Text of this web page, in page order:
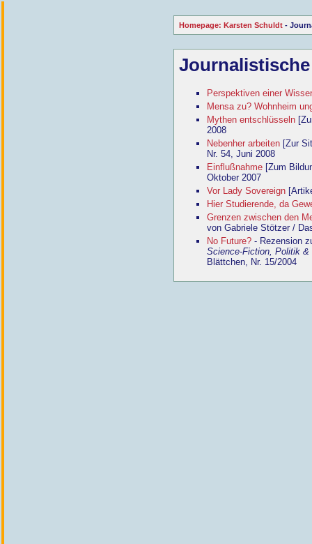
Homepage: Karsten Schuldt -
Perspektiven einer
Mensa zu? Wohnheim
Mythen entschlüsseln
2008
Nebenher arbeiten [Zur
Nr. 54, Juni 2008
Einflußnahme [Zum
Oktober 2007
Vor Lady Sovereign
Hier Studierende, da
Grenzen zwischen den
von Gabriele Stötzer /
No Future? - Rezension
Science-Fiction, Politik &
Blättchen, Nr. 15/2004